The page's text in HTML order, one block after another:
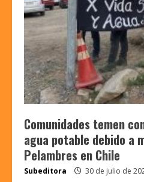
Comunidades temen
agua potable debido a
Pelambres en Chile
Subeditora 30 de julio de